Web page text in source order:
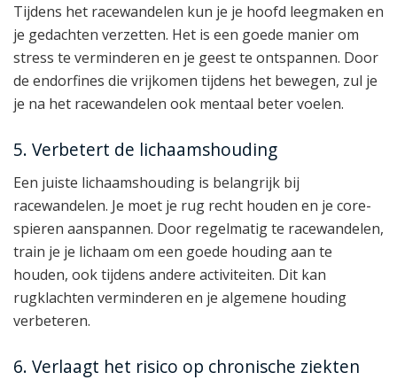
Tijdens het racewandelen kun je je hoofd leegmaken en
je gedachten verzetten. Het is een goede manier om
stress te verminderen en je geest te ontspannen. Door
de endorfines die vrijkomen tijdens het bewegen, zul je
je na het racewandelen ook mentaal beter voelen.
5. Verbetert de lichaamshouding
Een juiste lichaamshouding is belangrijk bij
racewandelen. Je moet je rug recht houden en je core-
spieren aanspannen. Door regelmatig te racewandelen,
train je je lichaam om een goede houding aan te
houden, ook tijdens andere activiteiten. Dit kan
rugklachten verminderen en je algemene houding
verbeteren.
6. Verlaagt het risico op chronische ziekten